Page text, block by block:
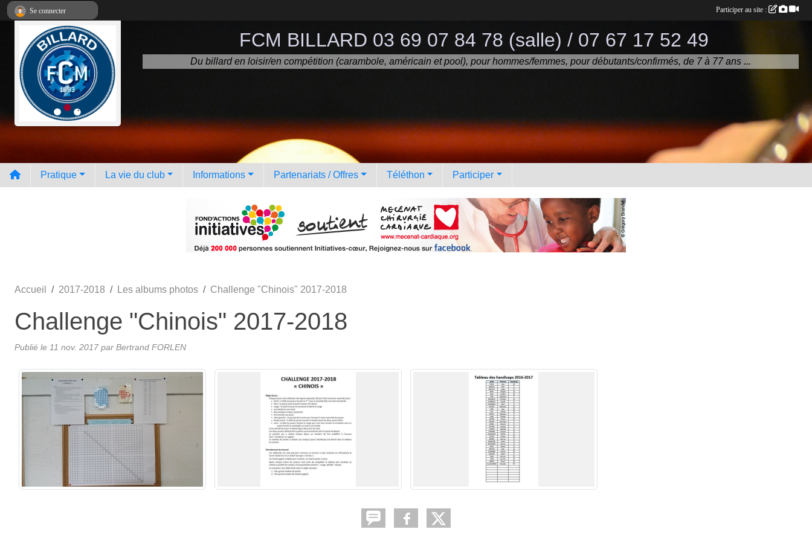
FCM BILLARD 03 69 07 84 78 (salle) / 07 67 17 52 49
Du billard en loisir/en compétition (carambole, américain et pool), pour hommes/femmes, pour débutants/confirmés, de 7 à 77 ans ...
Pratique La vie du club Informations Partenariats / Offres Téléthon Participer
Accueil 2017-2018 Les albums photos Challenge "Chinois" 2017-2018
Challenge "Chinois" 2017-2018
Publié le 11 nov. 2017 par Bertrand FORLEN
Se connecter Participer au site :
Panneau de gestion des cookies